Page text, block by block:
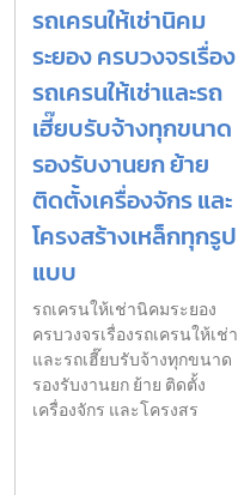
รถเครนให้เช่านิคม
ระยอง ครบวงจรเรื่อง
รถเครนให้เช่าและรถ
เฮี๊ยบรับจ้างทุกขนาด
รองรับงานยก ย้าย
ติดตั้งเครื่องจักร และ
โครงสร้างเหล็กทุกรูป
แบบ
รถเครนให้เช่านิคมระยอง
ครบวงจรเรื่องรถเครนให้เช่า
และรถเฮี๊ยบรับจ้างทุกขนาด
รองรับงานยก ย้าย ติดตั้ง
เครื่องจักร และโครงสร